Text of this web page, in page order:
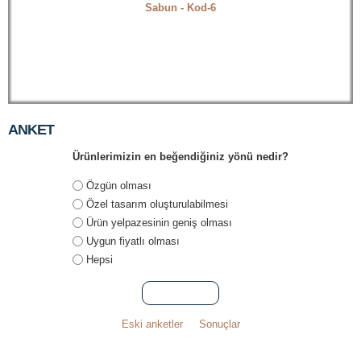
Sabun - Kod-6
ANKET
Ürünlerimizin en beğendiğiniz yönü nedir?
Seçenekler
Özgün olması
Özel tasarım oluşturulabilmesi
Ürün yelpazesinin geniş olması
Uygun fiyatlı olması
Hepsi
Eski anketler Sonuçlar